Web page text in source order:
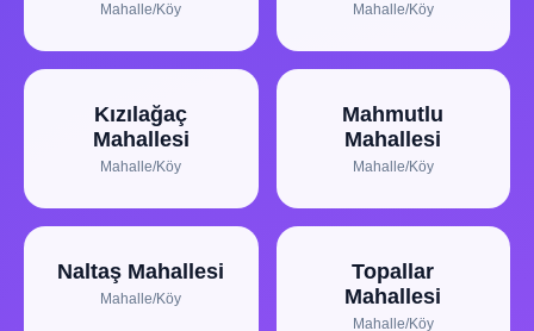
Mahalle/Köy Mahalle/Köy
Kızılağaç
Mahallesi
Mahalle/Köy
Mahmutlu
Mahallesi
Mahalle/Köy
Naltaş Mahallesi
Mahalle/Köy
Topallar
Mahallesi
Mahalle/Köy